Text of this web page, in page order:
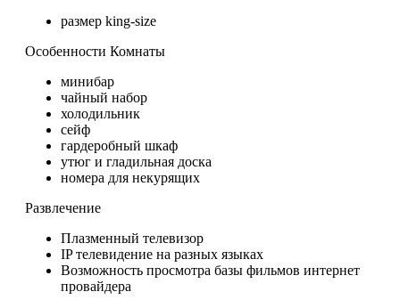
размер king-size
Особенности Комнаты
минибар
чайный набор
холодильник
сейф
гардеробный шкаф
утюг и гладильная доска
номера для некурящих
Развлечение
Плазменный телевизор
IP телевидение на разных языках
Возможность просмотра базы фильмов интернет
провайдера